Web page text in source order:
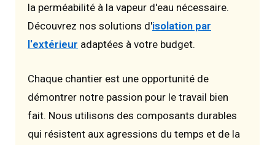
la perméabilité à la vapeur d'eau nécessaire.
Découvrez nos solutions d'isolation par
l'extérieur adaptées à votre budget.
Chaque chantier est une opportunité de
démontrer notre passion pour le travail bien
fait. Nous utilisons des composants durables
qui résistent aux agressions du temps et de la